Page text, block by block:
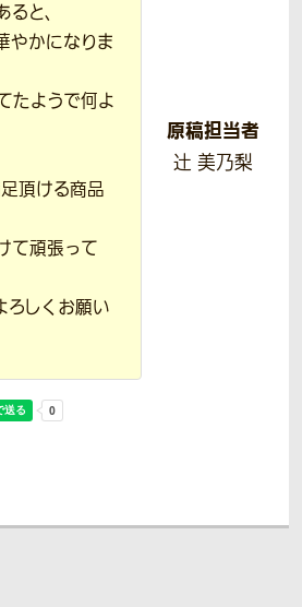
と、
やかになりま
たようで何よ
頂ける商品
て頑張って
ろしくお願い
原稿担当者
辻 美乃梨